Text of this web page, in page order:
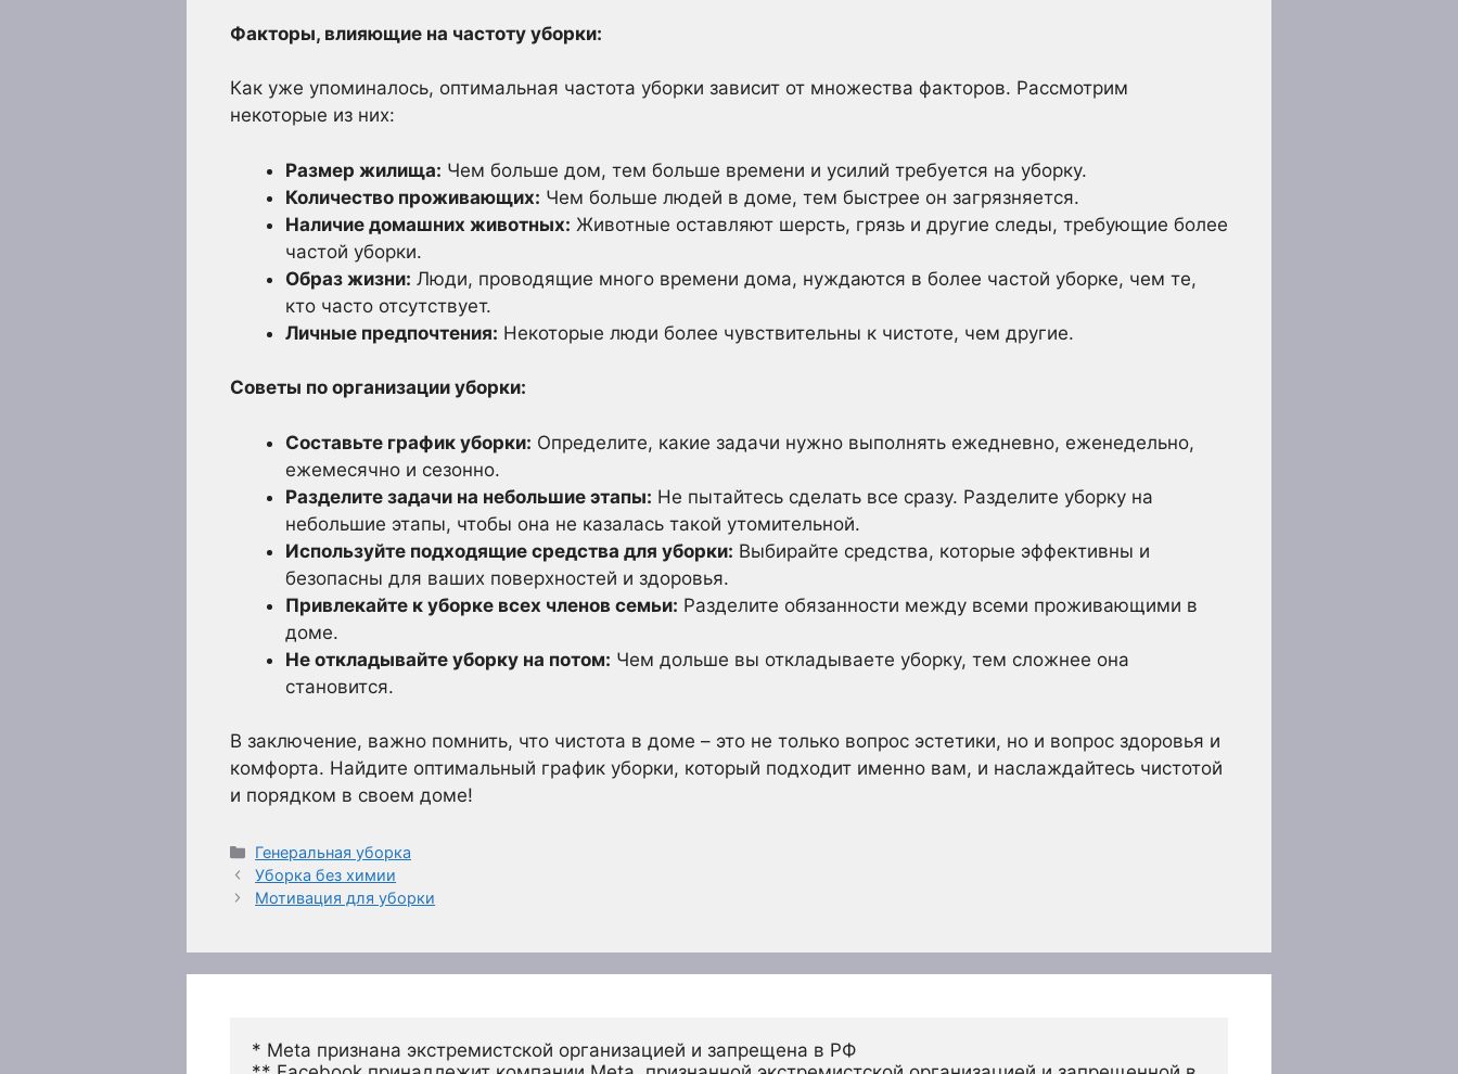
Факторы, влияющие на частоту уборки:
Как уже упоминалось, оптимальная частота уборки зависит от множества факторов. Рассмотрим
некоторые из них:
Размер жилища: Чем больше дом, тем больше времени и усилий требуется на уборку.
Количество проживающих: Чем больше людей в доме, тем быстрее он загрязняется.
Наличие домашних животных: Животные оставляют шерсть, грязь и другие следы, требующие более
частой уборки.
Образ жизни: Люди, проводящие много времени дома, нуждаются в более частой уборке, чем те,
кто часто отсутствует.
Личные предпочтения: Некоторые люди более чувствительны к чистоте, чем другие.
Советы по организации уборки:
Составьте график уборки: Определите, какие задачи нужно выполнять ежедневно, еженедельно,
ежемесячно и сезонно.
Разделите задачи на небольшие этапы: Не пытайтесь сделать все сразу. Разделите уборку на
небольшие этапы, чтобы она не казалась такой утомительной.
Используйте подходящие средства для уборки: Выбирайте средства, которые эффективны и
безопасны для ваших поверхностей и здоровья.
Привлекайте к уборке всех членов семьи: Разделите обязанности между всеми проживающими в
доме.
Не откладывайте уборку на потом: Чем дольше вы откладываете уборку, тем сложнее она
становится.
В заключение, важно помнить, что чистота в доме – это не только вопрос эстетики, но и вопрос здоровья и
комфорта. Найдите оптимальный график уборки, который подходит именно вам, и наслаждайтесь чистотой
и порядком в своем доме!
Рубрики
Генеральная уборка
Уборка без химии
Мотивация для уборки
* Meta признана экстремистской организацией и запрещена в РФ